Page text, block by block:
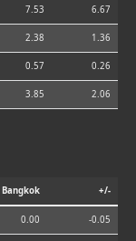
7.53 6.67
2.38 1.36
0.57 0.26
3.85 2.06
Bangkok +/-
0.00 -0.05